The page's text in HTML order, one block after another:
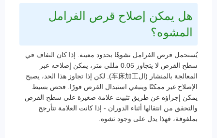
هل يمكن إصلاح قرص الفرامل
المشوه؟
يُستحمل قرص الفرامل تشوهًا بحدود معينة. إذا كان التفاف في
سطح القرص لا يتجاوز 0.05 مللي متر، يمكن إصلاحه عبر
المعالجة بالمنشار (ال车床加工). لكن إذا تجاوز هذا الحد، يصبح
الإصلاح غير ممكنًا وينبغي استبدال القرص فورًا. فحص بسيط
يمكن إجراؤه عن طريق تثبيت علامة صغيرة على سطح القرص
والتحقق من انتقالها أثناء الدوران - إذا كانت العلامة تتأرجح
بملفوفة، فهذا يدل على وجود تشوه.